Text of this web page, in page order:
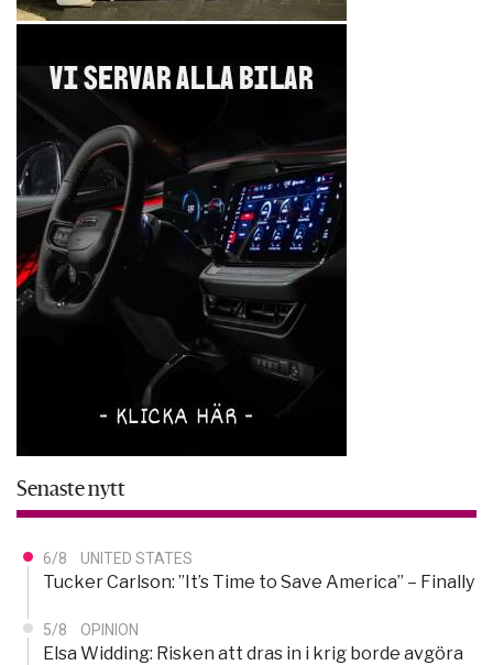
Senaste nytt
6/8 UNITED STATES
Tucker Carlson: ”It’s Time to Save America” – Finally
5/8 OPINION
Elsa Widding: Risken att dras in i krig borde avgöra